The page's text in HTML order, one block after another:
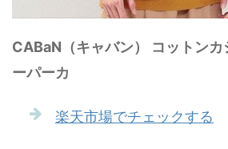
CABaN（キャバン） コットン
ーパーカ
楽天市場でチェックする